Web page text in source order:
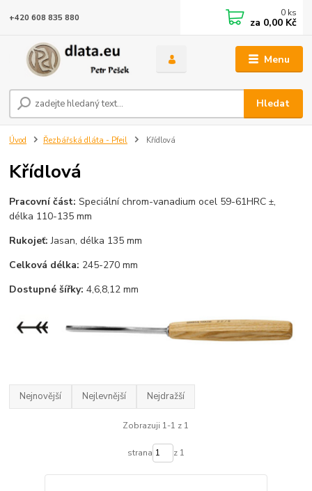
Menu
Hledat
+420 608 835 880 0 ks
za 0,00 Kč
Úvod Řezbářská dláta - Pfeil Křídlová
Křídlová
Pracovní část:Speciální chrom-vanadium ocel 59-61HRC±,
délka 110-135 mm
Rukojeť: Jasan, délka 135 mm
Celková délka: 245-270 mm
Dostupné šířky: 4,6,8,12 mm
Nejnovější Nejlevnější Nejdražší
Zobrazuji 1-1 z 1
strana z 1